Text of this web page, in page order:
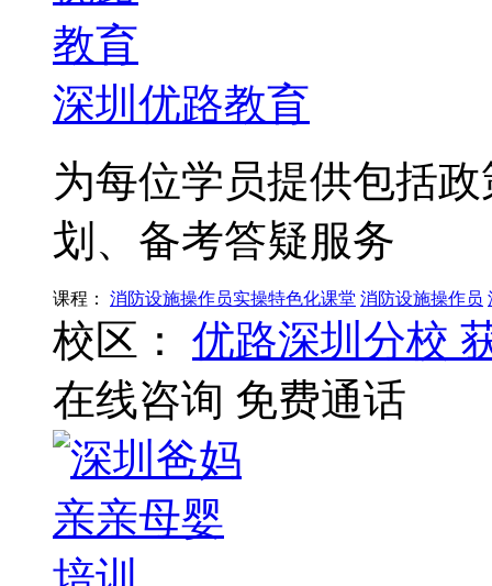
深圳优路教育
为每位学员提供包括
划、备考答疑服务
课程： 消防设施操作员实操特色化课堂 消防设施操作员
校区： 优路深圳分校
在线咨询 免费通话